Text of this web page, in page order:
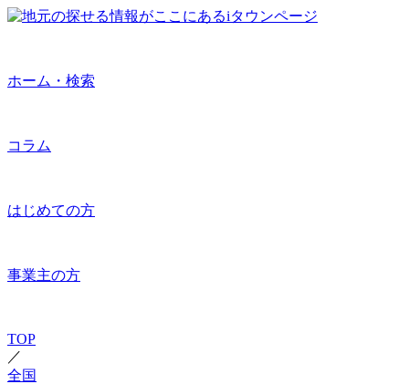
ホーム・検索
コラム
はじめての方
事業主の方
TOP
／
全国